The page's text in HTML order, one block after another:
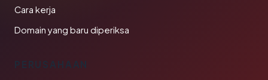
Cara kerja
Domain yang baru diperiksa
PERUSAHAAN